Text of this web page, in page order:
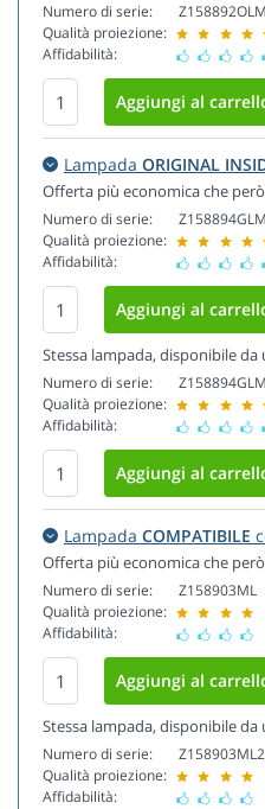
Numero di serie:
Qualità proiezione:
Affidabilità:
Z158892OLM
Lampada ORIGINAL
Offerta più economica che
Numero di serie:
Qualità proiezione:
Affidabilità:
Z158894GLM
Stessa lampada, disponibile
Numero di serie:
Qualità proiezione:
Affidabilità:
Lampada COMPATIBILE
Offerta più economica che
Numero di serie:
Qualità proiezione:
Affidabilità:
Z158903ML
Stessa lampada, disponibile
Numero di serie:
Qualità proiezione:
Affidabilità:
Z158903ML2